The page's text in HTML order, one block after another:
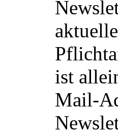
ist
Mail-